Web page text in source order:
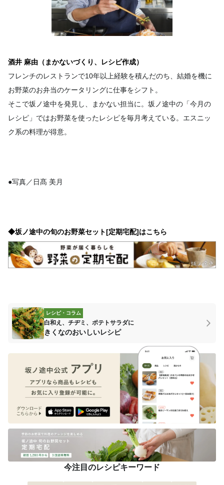
酒井 麻由（まかないづくり、レシピ作成）
フレンチのレストランで10年以上経験を積んだのち、結婚を機に
お野菜のお弁当のケータリングに仕事をシフト。
そこで坂ノ途中を発見し、まかない担当に。坂ノ途中の「今月の
レシピ」ではお野菜を使ったレシピを毎月考えている。エスニッ
ク系の料理が得意。
●写真／日髙 美月
◆坂ノ途中の旬のお野菜セット[定期宅配]はこちら
レシピ・コラム
白和え、チヂミ、ポテトサラダに
きくなのおいしいレシピ
今注目のレシピキーワード